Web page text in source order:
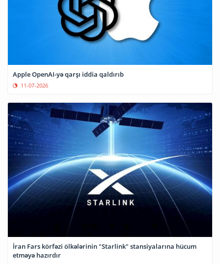
Apple OpenAI-yə qarşı iddia qaldırıb
11-07-2026
İran Fars körfəzi ölkələrinin "Starlink" stansiyalarına hücum
etməyə hazırdır